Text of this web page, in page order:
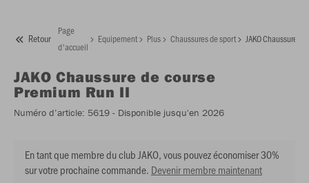
Retour
Page
d'accueil
Equipement Plus Chaussures de sport JAKO Chaussure
JAKO Chaussure de course
Premium Run II
Numéro d’article: 5619 - Disponible jusqu'en 2026
En tant que membre du club JAKO, vous pouvez économiser 30%
sur votre prochaine commande. Devenir membre maintenant